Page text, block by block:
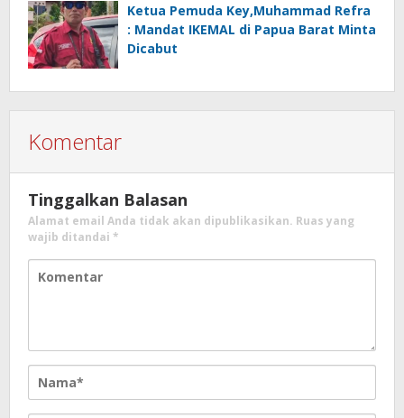
Ketua Pemuda Key,Muhammad Refra
: Mandat IKEMAL di Papua Barat Minta
Dicabut
Komentar
Tinggalkan Balasan
Alamat email Anda tidak akan dipublikasikan. Ruas yang
wajib ditandai *